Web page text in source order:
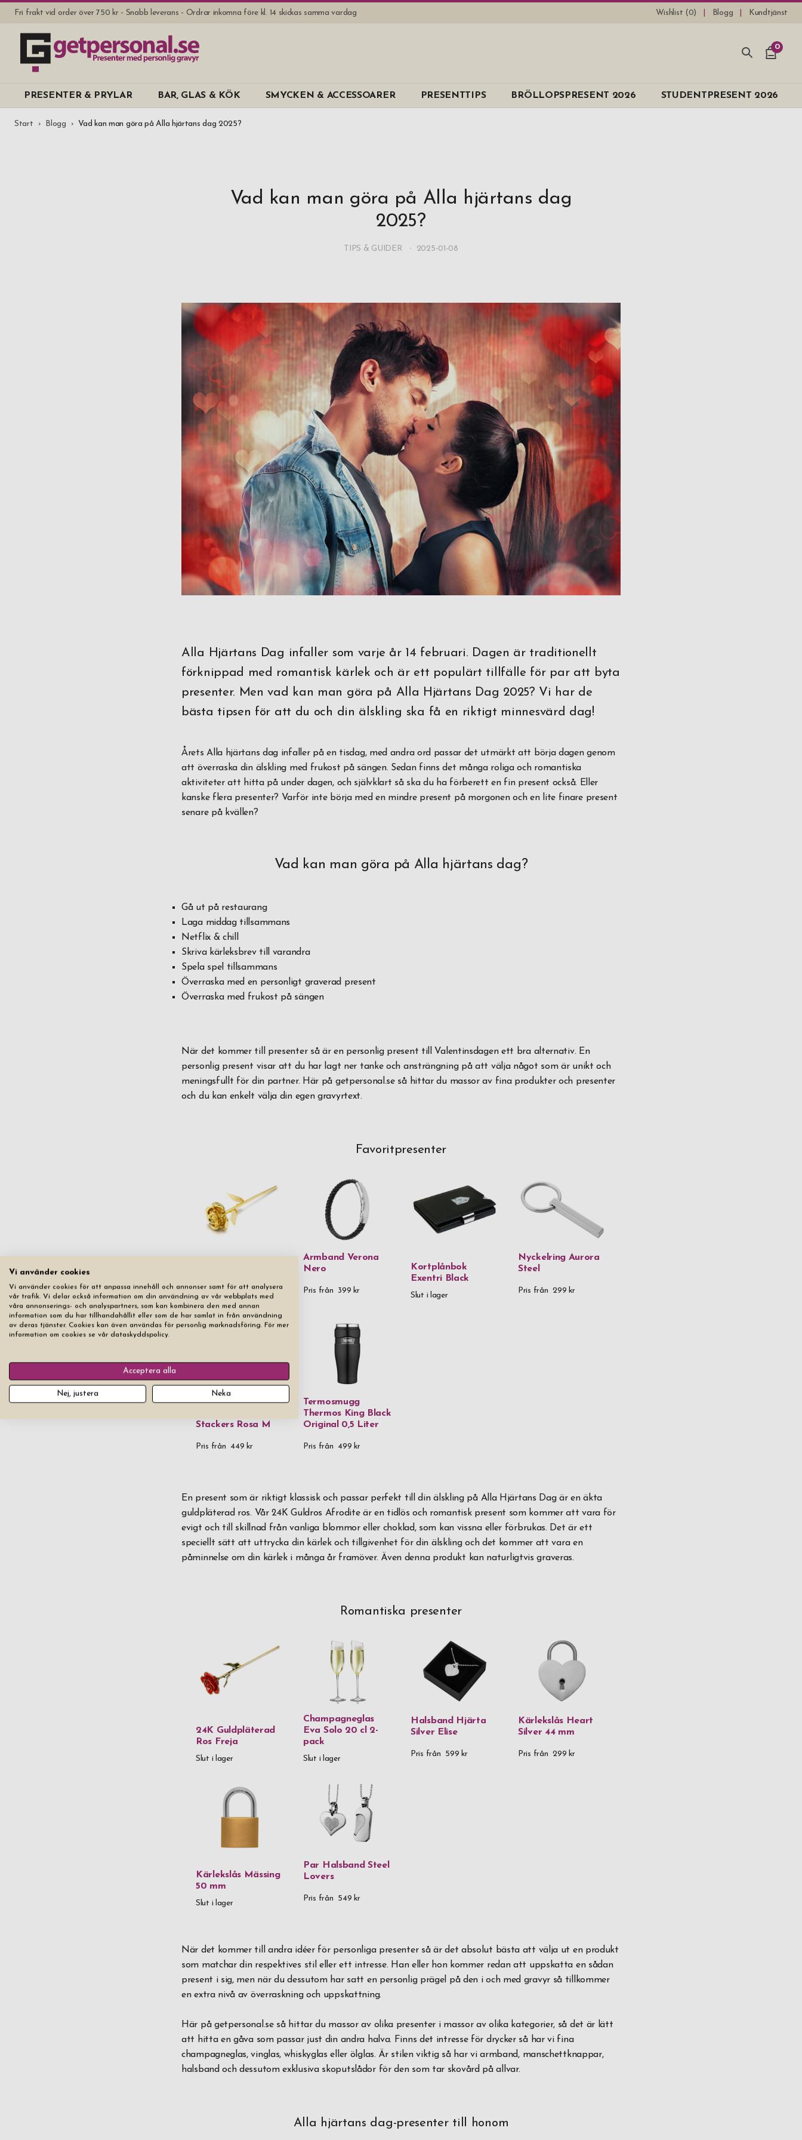
Fri frakt vid order över 750 kr - Snabb leverans - Ordrar inkomna före kl. 14 skickas samma vardag Wishlist (0) Blogg Kundtjänst
0
PRESENTER & PRYLAR BAR, GLAS & KÖK SMYCKEN & ACCESSOARER PRESENTTIPS BRÖLLOPSPRESENT 2026 STUDENTPRESENT 2026
Start Blogg Vad kan man göra på Alla hjärtans dag 2025?
Vad kan man göra på Alla hjärtans dag
2025?
TIPS & GUIDER 2025-01-08
Alla Hjärtans Dag infaller som varje år 14 februari. Dagen är traditionellt
förknippad med romantisk kärlek och är ett populärt tillfälle för par att byta
presenter. Men vad kan man göra på Alla Hjärtans Dag 2025? Vi har de
bästa tipsen för att du och din älskling ska få en riktigt minnesvärd dag!
Årets Alla hjärtans dag infaller på en tisdag, med andra ord passar det utmärkt att börja dagen genom
att överraska din älskling med frukost på sängen. Sedan finns det många roliga och romantiska
aktiviteter att hitta på under dagen, och självklart så ska du ha förberett en fin present också. Eller
kanske flera presenter? Varför inte börja med en mindre present på morgonen och en lite finare present
senare på kvällen?
Vad kan man göra på Alla hjärtans dag?
Gå ut på restaurang
Laga middag tillsammans
Netflix & chill
Skriva kärleksbrev till varandra
Spela spel tillsammans
Överraska med en personligt graverad present
Överraska med frukost på sängen
När det kommer till presenter så är en personlig present till Valentinsdagen ett bra alternativ. En
personlig present visar att du har lagt ner tanke och ansträngning på att välja något som är unikt och
meningsfullt för din partner. Här på getpersonal.se så hittar du massor av fina produkter och presenter
och du kan enkelt välja din egen gravyrtext.
Favoritpresenter
Slut i lager
Armband Verona
Nero
Pris från 399 kr
Kortplånbok
Exentri Black
Slut i lager
Nyckelring Aurora
Steel
Pris från 299 kr
Stackers Rosa M
Pris från 449 kr
Termosmugg
Thermos King Black
Original 0,5 Liter
Pris från 499 kr
En present som är riktigt klassisk och passar perfekt till din älskling på Alla Hjärtans Dag är en äkta
guldpläterad ros. Vår 24K Guldros Afrodite är en tidlös och romantisk present som kommer att vara för
evigt och till skillnad från vanliga blommor eller choklad, som kan vissna eller förbrukas. Det är ett
speciellt sätt att uttrycka din kärlek och tillgivenhet för din älskling och det kommer att vara en
påminnelse om din kärlek i många år framöver. Även denna produkt kan naturligtvis graveras.
Romantiska presenter
24K Guldpläterad
Ros Freja
Slut i lager
Champagneglas
Eva Solo 20 cl 2-
pack
Slut i lager
Halsband Hjärta
Silver Elise
Pris från 599 kr
Kärlekslås Heart
Silver 44 mm
Pris från 299 kr
Kärlekslås Mässing
50 mm
Slut i lager
Par Halsband Steel
Lovers
Pris från 549 kr
När det kommer till andra idéer för personliga presenter så är det absolut bästa att välja ut en produkt
som matchar din respektives stil eller ett intresse. Han eller hon kommer redan att uppskatta en sådan
present i sig, men när du dessutom har satt en personlig prägel på den i och med gravyr så tillkommer
en extra nivå av överraskning och uppskattning.
Här på getpersonal.se så hittar du massor av olika presenter i massor av olika kategorier, så det är lätt
att hitta en gåva som passar just din andra halva. Finns det intresse för drycker så har vi fina
champagneglas, vinglas, whiskyglas eller ölglas. Är stilen viktig så har vi armband, manschettknappar,
halsband och dessutom exklusiva skoputslådor för den som tar skovård på allvar.
Alla hjärtans dag-presenter till honom
Vi använder cookies
Vi använder cookies för att anpassa innehåll och annonser samt för att analysera
vår trafik. Vi delar också information om din användning av vår webbplats med
våra annonserings- och analyspartners, som kan kombinera den med annan
information som du har tillhandahållit eller som de har samlat in från användning
av deras tjänster. Cookies kan även användas för personlig marknadsföring. För mer
information om cookies se vår dataskyddspolicy.
Acceptera alla
Nej, justera Neka